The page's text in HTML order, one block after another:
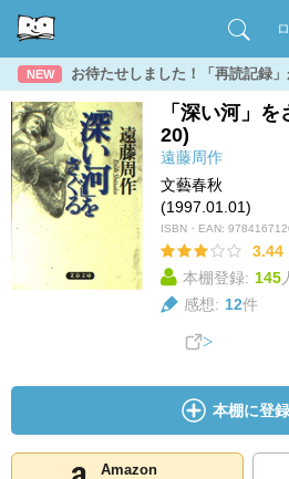
NEW お待たせしました！「再読記録
「深い河」
20)
遠藤周作
文藝春秋
(1997.01.01)
ISBN・EAN:
3.44
本棚登録: 145
感想: 12件
本棚に登
Amazon